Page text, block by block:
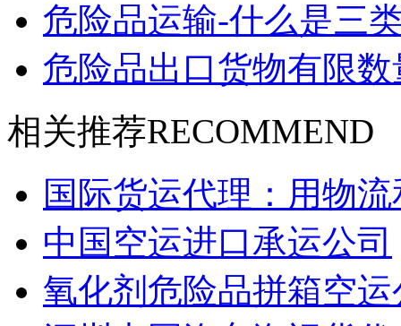
危险品运输-什么是三
危险品出口货物有限
相关推荐RECOMMEND
国际货运代理：用物
中国空运进口承运公司
氧化剂危险品拼箱空